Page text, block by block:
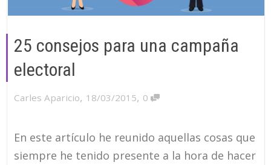
25 consejos para una campaña
electoral
Carles Aparicio, 18/03/2015, 0
En este artículo he reunido aquellas cosas que
siempre he tenido presente a la hora de hacer